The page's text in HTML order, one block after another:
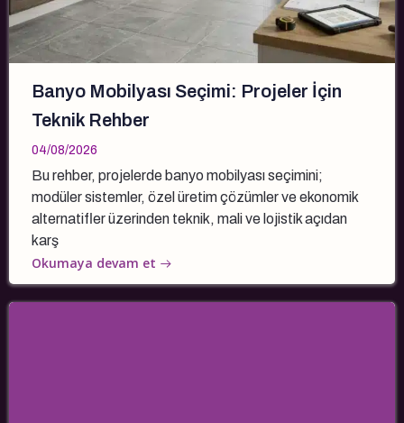
Banyo Mobilyası Seçimi: Projeler İçin
Teknik Rehber
04/08/2026
Bu rehber, projelerde banyo mobilyası seçimini;
modüler sistemler, özel üretim çözümler ve ekonomik
alternatifler üzerinden teknik, mali ve lojistik açıdan
karş
Okumaya devam et